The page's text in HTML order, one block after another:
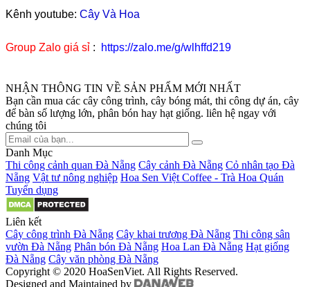
Kênh youtube: Cây Và Hoa
Group Zalo giá sỉ : https://zalo.me/g/wlhffd219
NHẬN THÔNG TIN VỀ SẢN PHẨM MỚI NHẤT
Bạn cần mua các cây công trình, cây bóng mát, thi công dự án, cây
để bàn số lượng lớn, phân bón hay hạt giống. liên hệ ngay với
chúng tôi
Danh Mục
Thi công cảnh quan Đà Nẵng Cây cảnh Đà Nẵng Cỏ nhân tạo Đà
Nẵng Vật tư nông nghiệp Hoa Sen Việt Coffee - Trà Hoa Quán
Tuyển dụng
Liên kết
Cây công trình Đà Nẵng Cây khai trương Đà Nẵng Thi công sân
vườn Đà Nẵng Phân bón Đà Nẵng Hoa Lan Đà Nẵng Hạt giống
Đà Nẵng Cây văn phòng Đà Nẵng
Copyright © 2020 HoaSenViet. All Rights Reserved.
Designed and Maintained by